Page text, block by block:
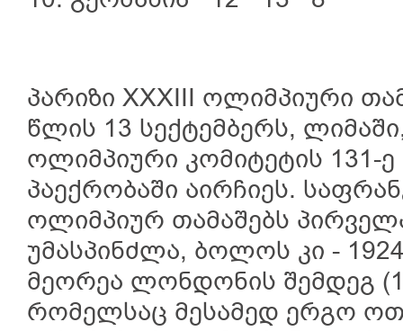
პარიზი XXXIII ოლიმპიური
წლის 13 სექტემბერს,
ოლიმპიური კომიტეტის 131-
პაექრობაში აირჩიეს.
ოლიმპიურ თამაშებს
უმასპინძლა, ბოლოს კი -
მეორეა ლონდონის შემდეგ
რომელსაც მესამედ ერგო